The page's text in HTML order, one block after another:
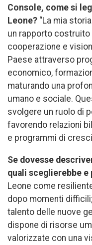
Console, come si
Leone? “La mia
un rapporto
cooperazione e
Paese attraverso
economico,
maturando una
umano e sociale.
svolgere un ruolo di
favorendo relazioni
e programmi di
Se dovesse
quali sceglierebbe e
Leone come
dopo momenti difficili;
talento delle nuove
dispone di risorse
valorizzate con una